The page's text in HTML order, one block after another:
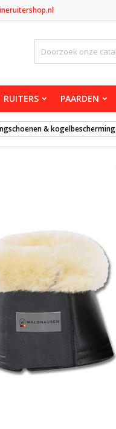
RUITERS PAARDEN
& kogelbescherming